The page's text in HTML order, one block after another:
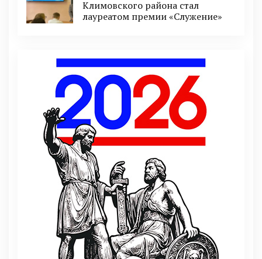
Климовского района стал
лауреатом премии «Служение»